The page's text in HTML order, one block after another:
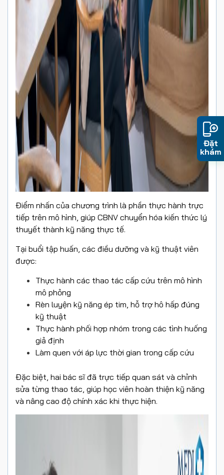
Điểm nhấn của chương trình là phần thực hành trực
tiếp trên mô hình, giúp CBNV chuyển hóa kiến thức lý
thuyết thành kỹ năng thực tế.
Tại buổi tập huấn, các điều dưỡng và kỹ thuật viên
được:
Thực hành các thao tác cấp cứu trên mô hình
mô phỏng
Rèn luyện kỹ năng ép tim, hỗ trợ hô hấp đúng
kỹ thuật
Thực hành phối hợp nhóm trong các tình huống
giả định
Làm quen với áp lực thời gian trong cấp cứu
Đặc biệt, hai bác sĩ đã trực tiếp quan sát và chỉnh
sửa từng thao tác, giúp học viên hoàn thiện kỹ năng
và nâng cao độ chính xác khi thực hiện.
Đặt
khám